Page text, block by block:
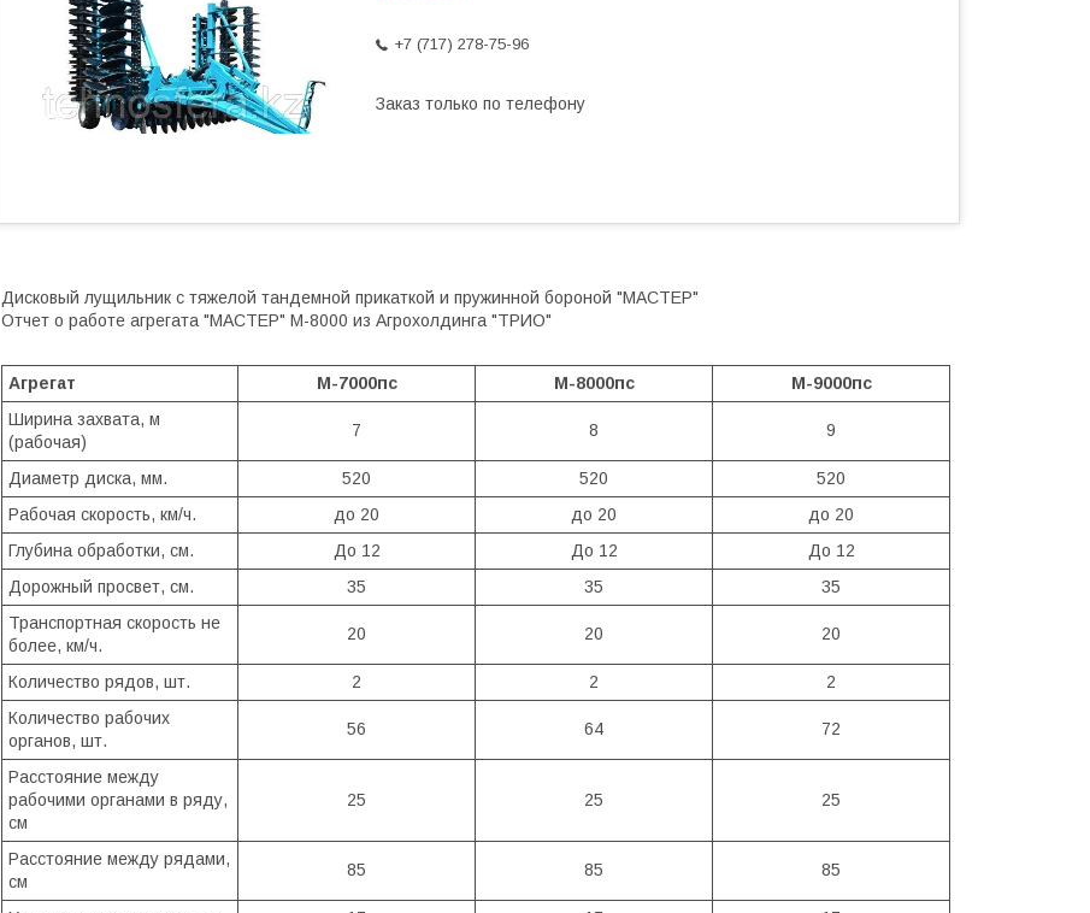
+7 (717) 278-75-96
Заказ только по телефону
Дисковый лущильник с тяжелой тандемной прикаткой и пружинной бороной "МАСТЕР"
Отчет о работе агрегата "МАСТЕР" М-8000 из Агрохолдинга "ТРИО"
Агрегат М-7000пс М-8000пс
М-9000пс
Ширина захвата, м
(рабочая)
7 8 9
Диаметр диска, мм. 520 520
520
Рабочая скорость, км/ч.
до 20 до 20
до 20
Глубина обработки, см.
До 12 До 12
До 12
Дорожный просвет, см.
35 35
35
Транспортная скорость не
более, км/ч.
20 20 20
Количество рядов, шт. 2 2
2
Количество рабочих
органов, шт.
56 64 72
Расстояние между
рабочими органами в ряду,
см
25 25 25
Расстояние между рядами,
см
85 85 85